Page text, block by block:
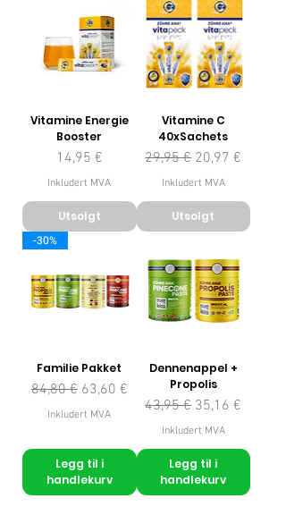
Vitamine Energie
Booster
Pris
14,95 €
Inkludert MVA
Utsolgt
Vitamine C
40xSachets
Vanlig pris
29,95 € Salgspris
20,97 €
Inkludert MVA
Utsolgt
-30%
Familie Pakket
Vanlig pris
84,80 € Salgspris
63,60 €
Inkludert MVA
Legg til i
handlekurv
Dennenappel +
Propolis
Vanlig pris
43,95 € Salgspris
35,16 €
Inkludert MVA
Legg til i
handlekurv